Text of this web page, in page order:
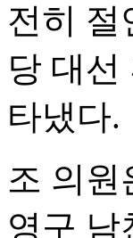
전히 절
당 대
타냈다.
조 의원
영구 남